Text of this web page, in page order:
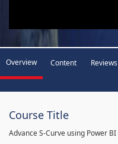
Overview Content Reviews
Course Title
Advance S-Curve using Power BI